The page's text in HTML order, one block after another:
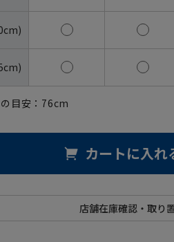
目安： 76cm
カートに入れ